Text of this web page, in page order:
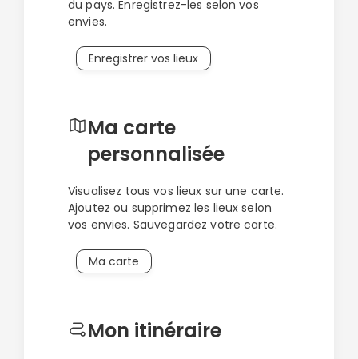
du pays. Enregistrez-les selon vos
envies.
Enregistrer vos lieux
Ma carte
personnalisée
Visualisez tous vos lieux sur une carte.
Ajoutez ou supprimez les lieux selon
vos envies. Sauvegardez votre carte.
Ma carte
Mon itinéraire